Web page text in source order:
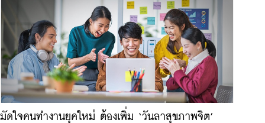
มัดใจคนทำงานยุคใหม่ ต้องเพิ่ม ‘วันลาสุขภาพจิต’